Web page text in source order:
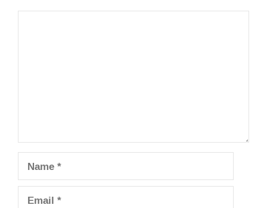
Comment
Name
Email